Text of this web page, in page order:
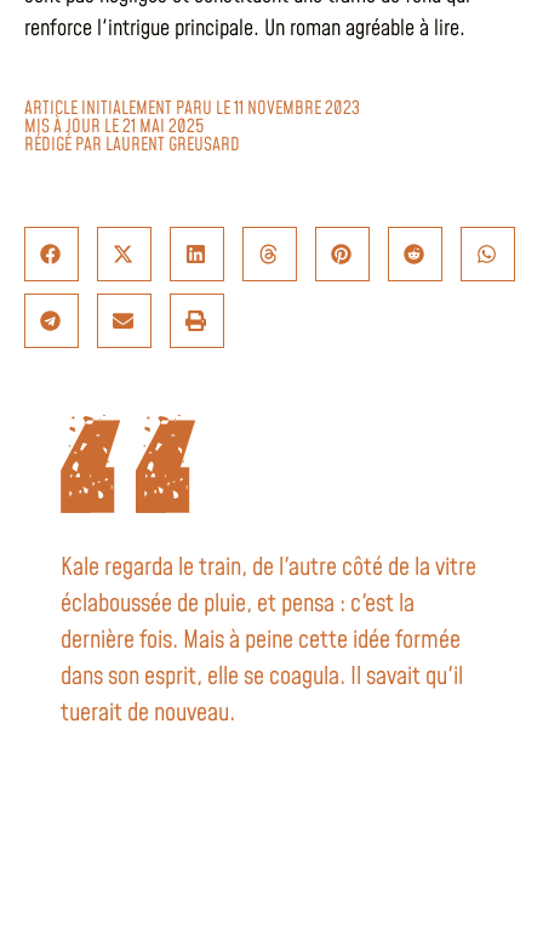
renforce l'intrigue principale. Un roman agréable à lire.
ARTICLE INITIALEMENT PARU LE 11 NOVEMBRE 2023
MIS À JOUR LE 21 MAI 2025
RÉDIGÉ PAR LAURENT GREUSARD
Kale regarda le train, de l'autre côté de la vitre
éclaboussée de pluie, et pensa : c'est la
dernière fois. Mais à peine cette idée formée
dans son esprit, elle se coagula. Il savait qu'il
tuerait de nouveau.